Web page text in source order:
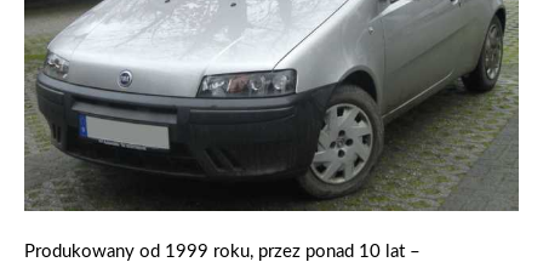
Produkowany od 1999 roku, przez ponad 10 lat –